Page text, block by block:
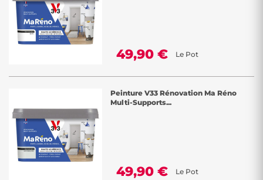
49,90 € Le Pot
Peinture V33 Rénovation Ma Réno
Multi-Supports...
49,90 € Le Pot